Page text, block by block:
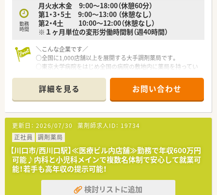
スの実績!
産休、育休取得はもちろんのこと、育児短時間勤務制度を実施
育児休業より復帰後、1日最大2時間短縮して勤務できる制度で
す。
可能♪
勤務
時間
月火水木金 9:00～18:00（休憩60分）
第1・3・5土 9:00～13:00 （休憩なし）
第2・4土 10:00～12:00（休憩なし）
※１ヶ月単位の変形労働時間制（週40時間）
＼こんな企業です／
○全国に1,000店舗以上を展開する大手調剤薬局です。
○東京大学病院をはじめ全国の病院の敷地内に薬局を持ってい
病診薬連携を強化することで、地域にお住いの患者様に高度な医
療の提供を実現しています。
○全店「同一の機械・システム」を採用しており、且つ処方箋の応
需内容が多岐にわたる（敷地内・病院門前・医療モール・CL門前）
ので、スキルUPしたい方にはお勧めもです。
○長期就業＆自己研讃を続ける事で給与があがる仕組みになっ
ており、将来的に高年収も狙う事が出来ます。
○インターネットを使って処方薬の飲み方を遠隔指導する「オン
ライン服薬指導」、今後も病院の「敷地内薬局」の推進、女性客の
取り込みを狙う店舗でデザインの一新。
M&Aによる店舗拡大と業界のリーディングカンパニーとして成
長を続けています。
○どの店舗も、最新システムが整っています！
詳細を見る お問い合わせ
更新日： 2026/07/30 薬剤師求人ID： 19734
正社員
調剤薬局
【川口市/西川口駅】≪医療ビル内店舗≫勤務で年収600万円
可能♪内科と小児科メインで複数名体制で安心して就業可
能！若手も高年収の提示可能！
検討リストに追加